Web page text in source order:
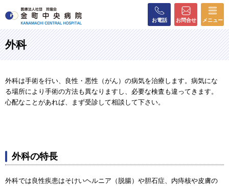
お電話 お問合せ メニュー
外科
外科は手術を行い、良性・悪性（がん）の病気を治療します。病気にな
る場所により手術の方法も異なりますし、必要な検査も違ってきます。
心配なことがあれば、まず受診して相談して下さい。
外科の特長
外科では良性疾患はそけいヘルニア（脱腸）や胆石症、内痔核や皮膚の